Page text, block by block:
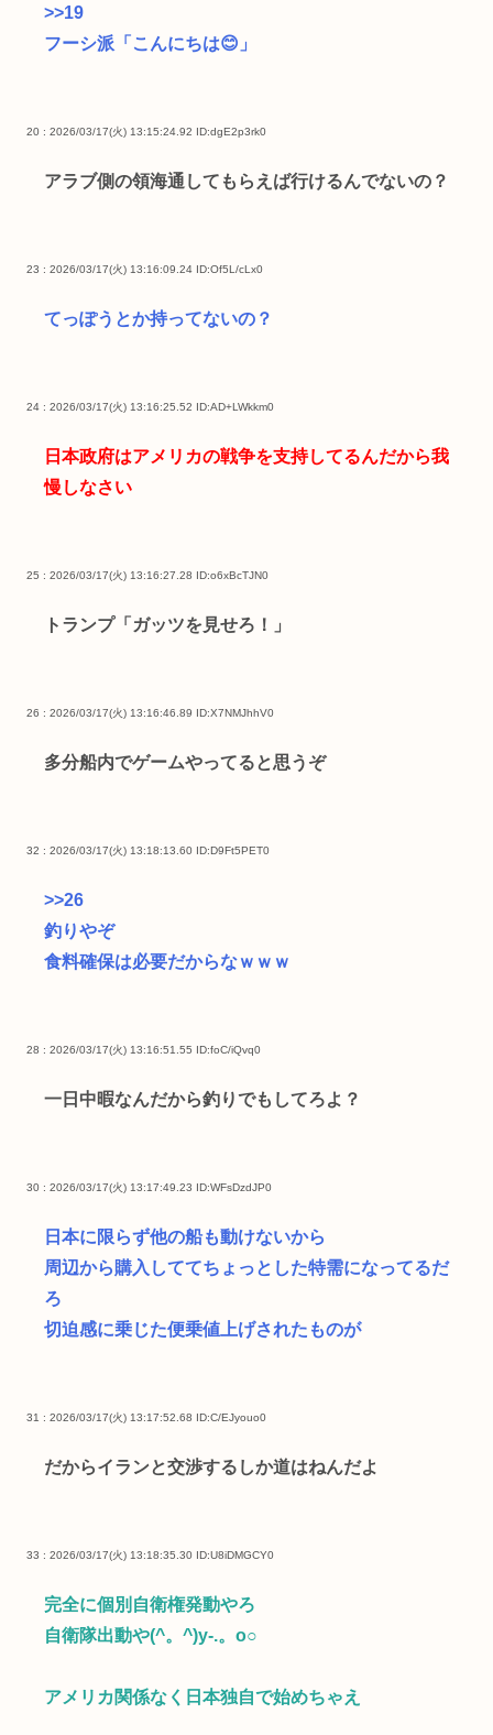
>>19
フーシ派「こんにちは😊」
20 : 2026/03/17(火) 13:15:24.92 ID:dgE2p3rk0
アラブ側の領海通してもらえば行けるんでないの？
23 : 2026/03/17(火) 13:16:09.24 ID:Of5L/cLx0
てっぽうとか持ってないの？
24 : 2026/03/17(火) 13:16:25.52 ID:AD+LWkkm0
日本政府はアメリカの戦争を支持してるんだから我
慢しなさい
25 : 2026/03/17(火) 13:16:27.28 ID:o6xBcTJN0
トランプ「ガッツを見せろ！」
26 : 2026/03/17(火) 13:16:46.89 ID:X7NMJhhV0
多分船内でゲームやってると思うぞ
32 : 2026/03/17(火) 13:18:13.60 ID:D9Ft5PET0
>>26
釣りやぞ
食料確保は必要だからなｗｗｗ
28 : 2026/03/17(火) 13:16:51.55 ID:foC/iQvq0
一日中暇なんだから釣りでもしてろよ？
30 : 2026/03/17(火) 13:17:49.23 ID:WFsDzdJP0
日本に限らず他の船も動けないから
周辺から購入しててちょっとした特需になってるだ
ろ
切迫感に乗じた便乗値上げされたものが
31 : 2026/03/17(火) 13:17:52.68 ID:C/EJyouo0
だからイランと交渉するしか道はねんだよ
33 : 2026/03/17(火) 13:18:35.30 ID:U8iDMGCY0
完全に個別自衛権発動やろ
自衛隊出動や(^。^)y-.。o○
アメリカ関係なく日本独自で始めちゃえ